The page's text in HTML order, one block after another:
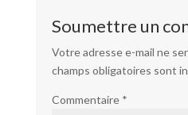
Soumettre un
Votre adresse e-mail ne
champs obligatoires sont
Commentaire *